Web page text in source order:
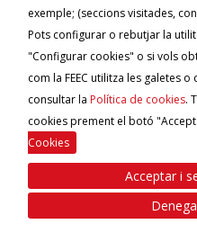
Avantatges per federats
exemple; (seccions visitades,
Pots configurar o rebutjar la
"Configurar cookies" o si vols
com la FEEC utilitza les galetes
consultar la Política de cookies.
cookies prement el botó
Cookies
Acceptar i
FEECFederació
Política de